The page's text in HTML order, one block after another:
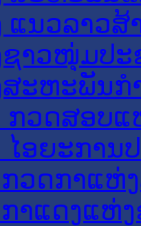
ແນວລາວສ້
ຊາວໜຸ່ມປະ
ະຫະພັນກ
ກວດສອບແ
ໄອຍະການ
ວດກາແຫ່
າແດງແຫ່